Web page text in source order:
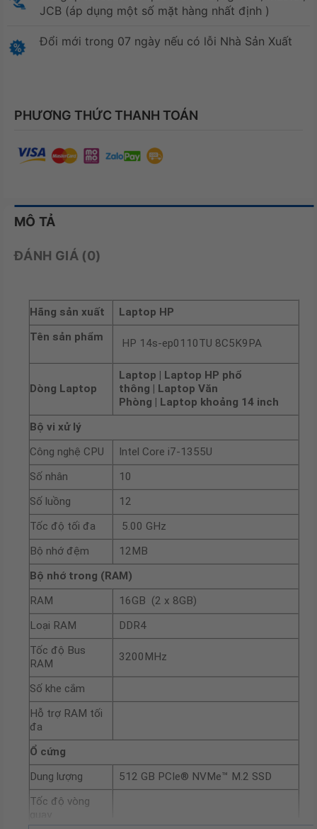
JCB (áp dụng một số mặt hàng nhất định )
Đổi mới trong 07 ngày nếu có lỗi Nhà Sản Xuất
PHƯƠNG THỨC THANH TOÁN
MÔ TẢ
ĐÁNH GIÁ (0)
Hãng sản xuất
Laptop HP
Tên sản phẩm
HP 14s-ep0110TU 8C5K9PA
Dòng Laptop
Laptop | Laptop HP phổ
thông | Laptop Văn
Phòng | Laptop khoảng 14 inch
Bộ vi xử lý
Công nghệ CPU
Intel Core i7-1355U
Số nhân
10
Số luồng
12
Tốc độ tối đa
5.00 GHz
Bộ nhớ đệm
12MB
Bộ nhớ trong (RAM)
RAM
16GB (2 x 8GB)
Loại RAM
DDR4
Tốc độ Bus
RAM
3200MHz
Số khe cắm
Hỗ trợ RAM tối
đa
Ổ cứng
Dung lượng
512 GB PCIe® NVMe™ M.2 SSD
Tốc độ vòng